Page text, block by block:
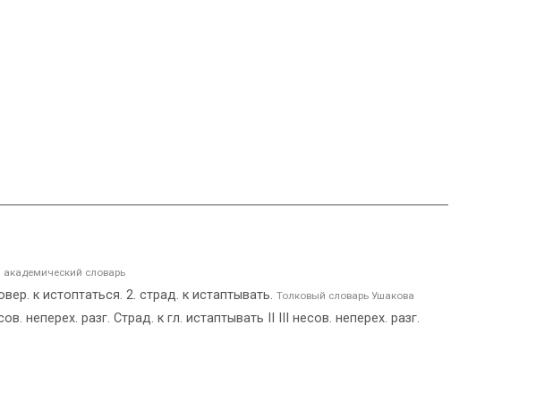
словарь
к истоптаться. 2. страд. к истаптывать. Толковый словарь Ушакова
неперех. разг. Страд. к гл. истаптывать II III несов. неперех. разг.